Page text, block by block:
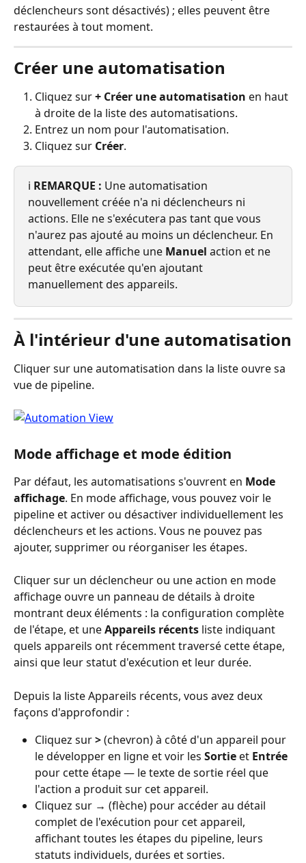
déclencheurs sont désactivés) ; elles peuvent être
restaurées à tout moment.
Créer une automatisation
Cliquez sur + Créer une automatisation en haut
à droite de la liste des automatisations.
Entrez un nom pour l'automatisation.
Cliquez sur Créer.
ℹ️ REMARQUE : Une automatisation
nouvellement créée n'a ni déclencheurs ni
actions. Elle ne s'exécutera pas tant que vous
n'aurez pas ajouté au moins un déclencheur. En
attendant, elle affiche une Manuel action et ne
peut être exécutée qu'en ajoutant
manuellement des appareils.
À l'intérieur d'une automatisation
Cliquer sur une automatisation dans la liste ouvre sa
vue de pipeline.
Mode affichage et mode édition
Par défaut, les automatisations s'ouvrent en Mode
affichage. En mode affichage, vous pouvez voir le
pipeline et activer ou désactiver individuellement les
déclencheurs et les actions. Vous ne pouvez pas
ajouter, supprimer ou réorganiser les étapes.
Cliquer sur un déclencheur ou une action en mode
affichage ouvre un panneau de détails à droite
montrant deux éléments : la configuration complète
de l'étape, et une Appareils récents liste indiquant
quels appareils ont récemment traversé cette étape,
ainsi que leur statut d'exécution et leur durée.
Depuis la liste Appareils récents, vous avez deux
façons d'approfondir :
Cliquez sur > (chevron) à côté d'un appareil pour
le développer en ligne et voir les Sortie et Entrée
pour cette étape — le texte de sortie réel que
l'action a produit sur cet appareil.
Cliquez sur → (flèche) pour accéder au détail
complet de l'exécution pour cet appareil,
affichant toutes les étapes du pipeline, leurs
statuts individuels, durées et sorties.